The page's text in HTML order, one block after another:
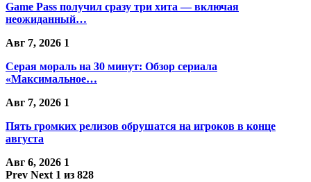
Game Pass получил сразу три хита — включая
неожиданный…
Авг 7, 2026 1
Серая мораль на 30 минут: Обзор сериала
«Максимальное…
Авг 7, 2026 1
Пять громких релизов обрушатся на игроков в конце
августа
Авг 6, 2026 1
Prev Next 1 из 828